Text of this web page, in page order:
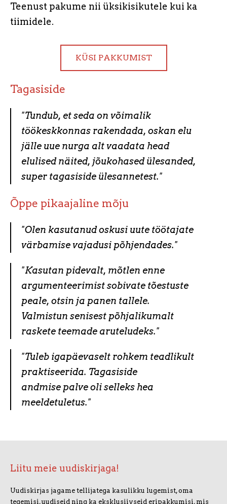
Teenust pakume nii üksikisikutele kui ka
tiimidele.
KÜSI PAKKUMIST
Tagasiside
"Tundub, et seda on võimalik
töökeskkonnas rakendada, oskan elu
jälle uue nurga alt vaadata head
elulised näited, jõukohased ülesanded,
super tagasiside ülesannetest."
Õppe pikaajaline mõju
"Olen kasutanud oskusi uute töötajate
värbamise vajadusi põhjendades."
"Kasutan pidevalt, mõtlen enne
argumenteerimist sobivate tõestuste
peale, otsin ja panen tallele.
Valmistun senisest põhjalikumalt
raskete teemade aruteludeks."
"Tuleb igapäevaselt rohkem teadlikult
praktiseerida. Tagasiside
andmise palve oli selleks hea
meeldetuletus."
Liitu meie uudiskirjaga!
Uudiskirjas jagame tellijatega kasulikku lugemist, oma
tegemisi, uudiseid ning ka eksklusiivseid eripakkumisi, mis